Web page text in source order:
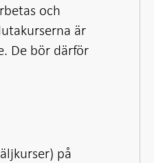
och
är
De bör därför
på